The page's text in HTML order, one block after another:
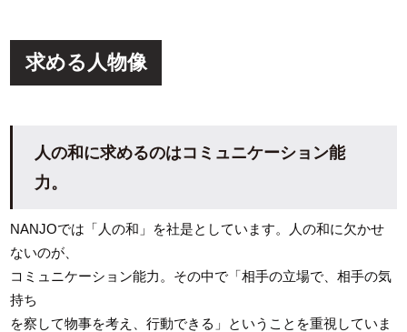
求める人物像
人の和に求めるのはコミュニケーション能
力。
NANJOでは「人の和」を社是としています。人の和に欠かせ
ないのが、
コミュニケーション能力。その中で「相手の立場で、相手の気
持ち
を察して物事を考え、行動できる」ということを重視していま